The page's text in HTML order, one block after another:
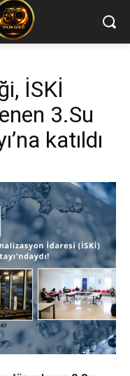
İSKİ
3.Su
katıldı